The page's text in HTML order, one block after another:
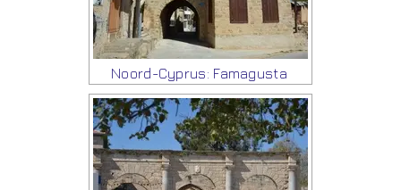
Noord-Cyprus: Famagusta